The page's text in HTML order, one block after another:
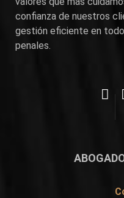
confianza de nuestros
gestión eficiente en
penales.